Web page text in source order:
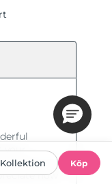
Kollektion Köp